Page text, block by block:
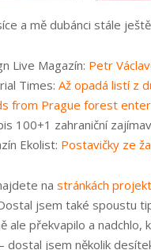
a mě dubánci stále
Live Magazín: Petr
Times: Až opadá listí z
from Prague forest
100+1 zahraniční
Ekolist: Postavičky ze
na stránkách
jsem také spoustu
ale překvapilo a
dostal jsem několik